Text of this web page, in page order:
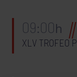
09:00h
XLV TROFEO